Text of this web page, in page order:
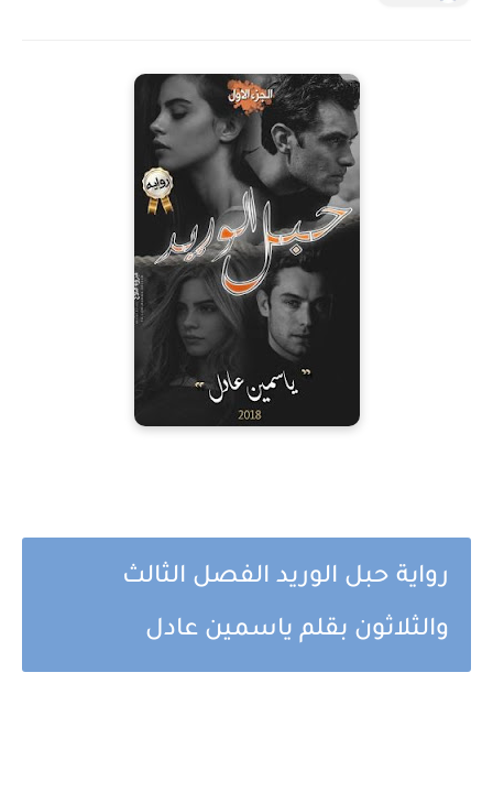
رواية حبل الوريد الفصل الثالث
والثلاثون بقلم ياسمين عادل